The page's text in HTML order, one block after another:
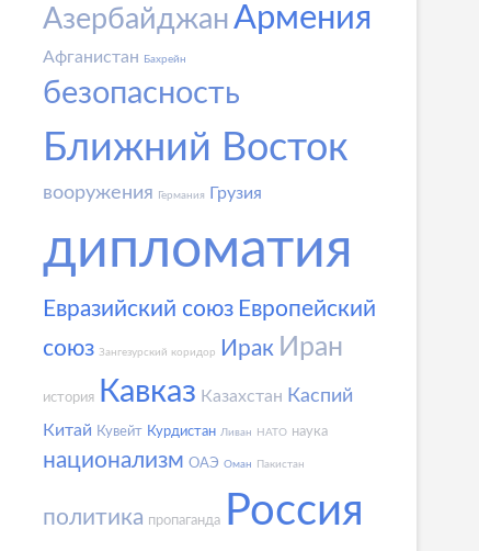
АзербайджанАрмения
Афганистан Бахрейн
безопасность
Ближний Восток
вооружения Германия Грузия
дипломатия
Евразийский союз Европейский
союз Зангезурский коридор Ирак Иран
история Кавказ Казахстан Каспий
Китай Кувейт Курдистан Ливан НАТО наука
национализм ОАЭ Оман Пакистан
политика пропаганда Россия